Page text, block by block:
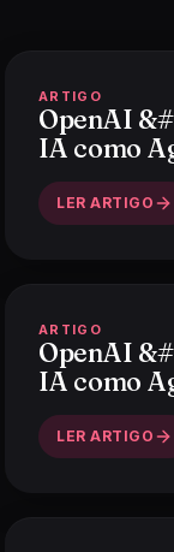
ARTIGO
OpenAI
IA como
LER ARTIGO
ARTIGO
OpenAI
IA como
LER ARTIGO